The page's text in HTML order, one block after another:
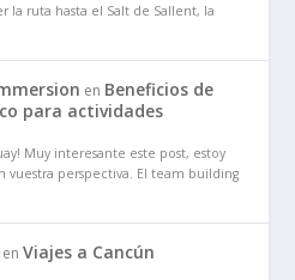
la ruta hasta el Salt de Sallent, la
en Beneficios de
para actividades
Muy interesante este post, estoy
vuestra perspectiva. El team building
enViajes a Cancún